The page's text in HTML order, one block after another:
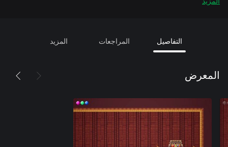
التفاصيل المراجعات المزيد
المعرض